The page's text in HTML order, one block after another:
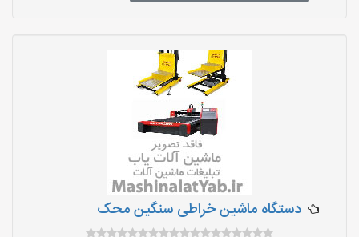
دستگاه ماشین خراطی سنگین محک